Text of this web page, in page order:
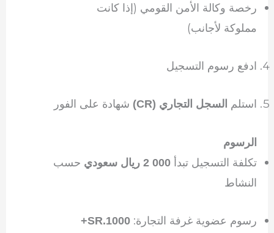
رخصة وكالة الأمن القومي (إذا كانت
مملوكة لأجانب)
ادفع رسوم التسجيل
استلم السجل التجاري (CR) شهادة على الفور
الرسوم
تكلفة التسجيل تبدأ000 2 ريال سعودي
حسب
النشاط
رسوم عضوية غرفة التجارة:SR.1000+